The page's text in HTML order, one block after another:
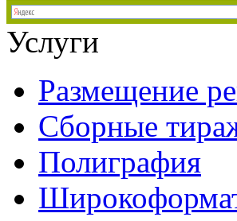
Услуги
Размещение
Сборные
Полиграфия